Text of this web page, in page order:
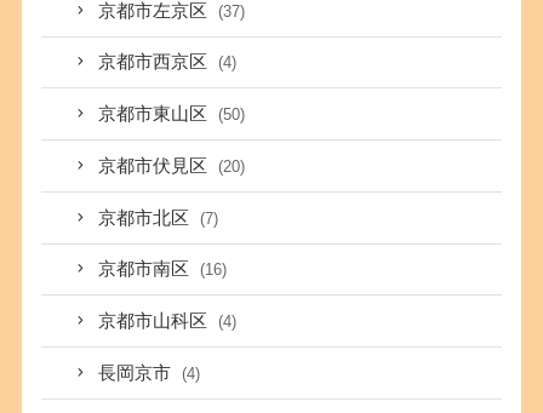
京都市左京区 (37)
京都市西京区 (4)
京都市東山区 (50)
京都市伏見区 (20)
京都市北区 (7)
京都市南区 (16)
京都市山科区 (4)
長岡京市 (4)